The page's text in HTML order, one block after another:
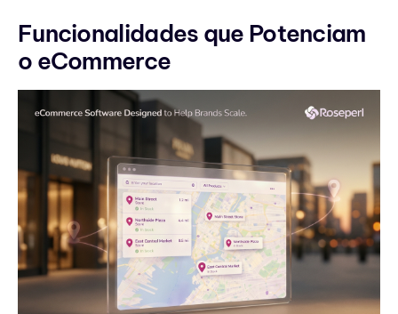
Funcionalidades que Potenciam
o eCommerce